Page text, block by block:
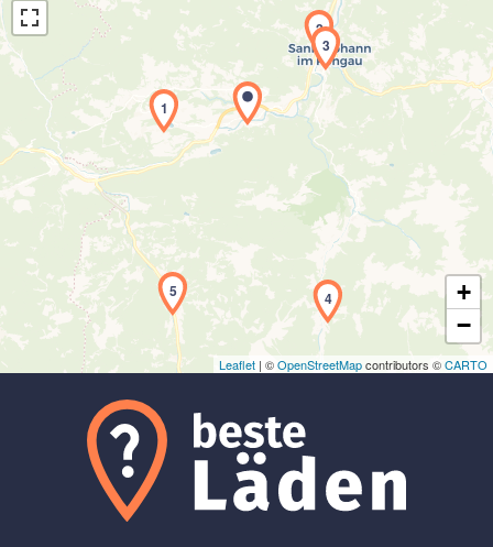
Laden der Karte...
1
2
3
4
5
+
−
Leaflet | ©OpenStreetMapcontributors ©CARTO